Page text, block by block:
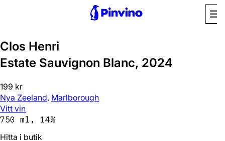
Clos Henri
Estate Sauvignon Blanc, 2024
199 kr
Nya Zeeland, Marlborough
Vitt vin
750 ml, 14%
Hitta i butik